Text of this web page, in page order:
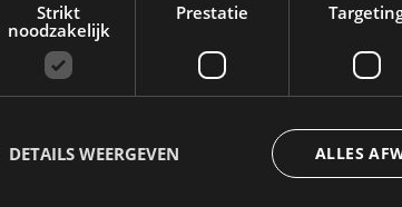
Strikt
noodzakelijk
Prestatie
ALLES
DETAILS WEERGEVEN